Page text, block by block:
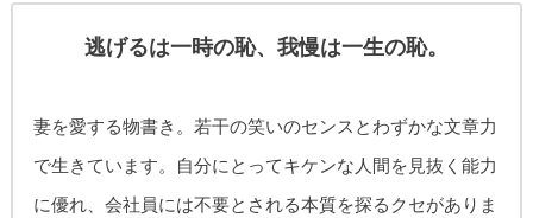
逃げるは一時の恥、我慢は一生の恥。
妻を愛する物書き。 若干の笑いのセンスとわずかな文章力
で生きています。自分にとってキケンな人間を見抜く能力
に優れ、会社員には不要とされる本質を探るクセがありま